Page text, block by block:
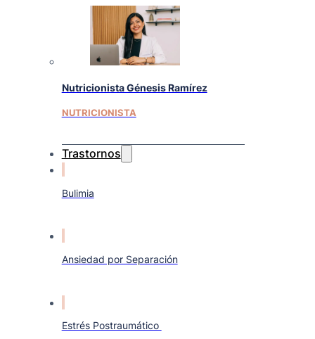
Nutricionista Génesis Ramírez
NUTRICIONISTA
Trastornos
Bulimia
Ansiedad por Separación
Estrés Postraumático